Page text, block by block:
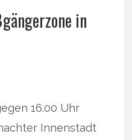
in
16.00 Uhr
Innenstadt